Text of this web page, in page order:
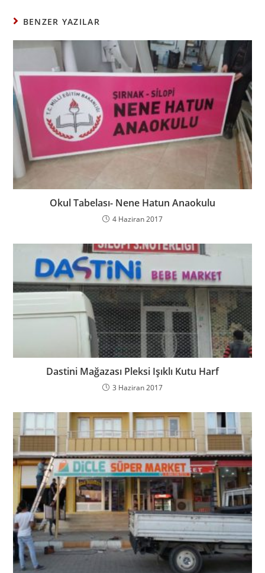
BENZER YAZILAR
Okul Tabelası- Nene Hatun Anaokulu
4 Haziran 2017
Dastini Mağazası Pleksi Işıklı Kutu Harf
3 Haziran 2017